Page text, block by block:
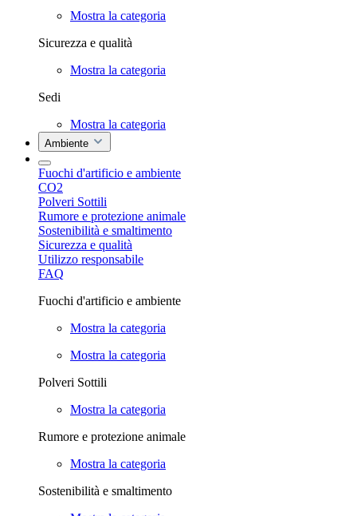
Mostra la categoria
Sicurezza e qualità
Mostra la categoria
Sedi
Mostra la categoria
Ambiente
Fuochi d'artificio e ambiente
CO2
Polveri Sottili
Rumore e protezione animale
Sostenibilità e smaltimento
Sicurezza e qualità
Utilizzo responsabile
FAQ
Fuochi d'artificio e ambiente
Mostra la categoria
Mostra la categoria
Polveri Sottili
Mostra la categoria
Rumore e protezione animale
Mostra la categoria
Sostenibilità e smaltimento